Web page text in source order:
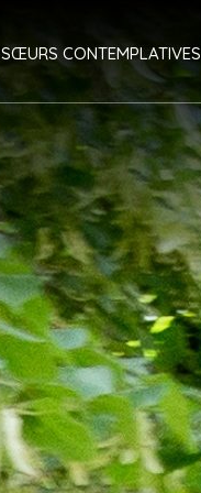
SŒURS CONTEMPLATIVES